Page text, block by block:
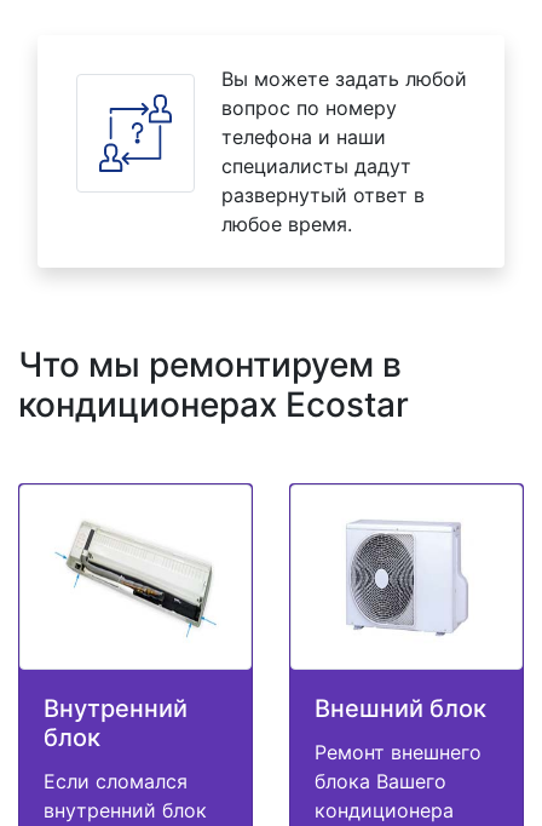
Вы можете задать любой
вопрос по номеру
телефона и наши
специалисты дадут
развернутый ответ в
любое время.
Что мы ремонтируем в
кондиционерах Ecostar
Внутренний
блок
Если сломался
внутренний блок
Внешний блок
Ремонт внешнего
блока Вашего
кондиционера